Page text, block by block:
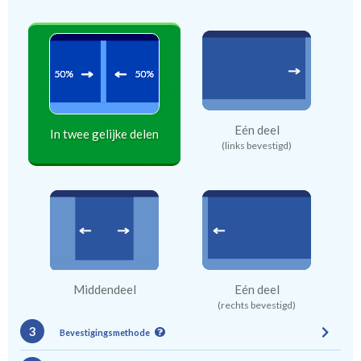
In twee gelijke delen Eén deel
(links bevestigd)
Middendeel Eén deel
(rechts bevestigd)
3 Bevestigingsmethode